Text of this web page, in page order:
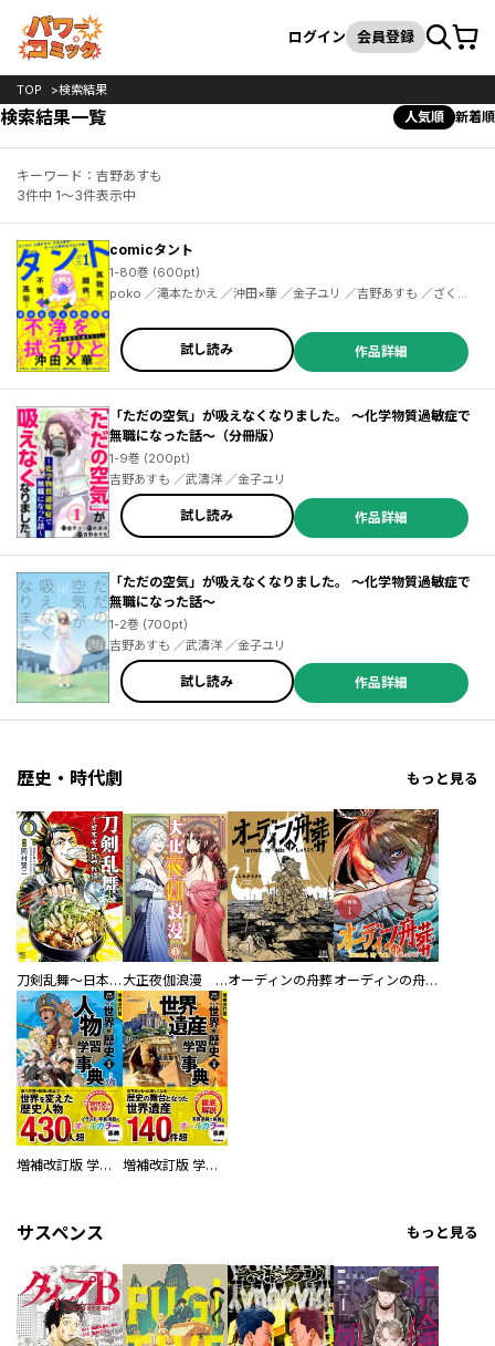
検索
ログイン 会員登録カート
TOP 検索結果
検索結果一覧 人気順 新着順
キーワード：吉野あすも
3件中 1～3件表示中
comicタント
1-80巻 (600pt)
poko ／滝本たかえ ／沖田×華 ／金子ユリ ／吉野あすも ／ざくざくろ ／上野りゅうじん ／月夜乃コウ ／おりはらさちこ ／のまり ／東條さち子 ／たみちん ／内田春菊 ／高由貴子 ／高倉あつこ ／王嶋環 ／今田たま ／あらた真琴 ／妻咲たち ／北沢バンビ ／梨尾 ／鹿吉てとら ／一徹 ／青山裕企 ／内藤みか ／武濤洋 ／黄山ジュン ／富田和彦 ／天池康夫 ／英治あかり ／久保田順子 ／あかり ／さかもとみゆき ／にしけ婦人 ／カラスヤサトシ ／流水りんこ ／西つるみ ／青沼貴子 ／宇田川うた子 ／あさの☆ひかり
試し読み 作品詳細
「ただの空気」が吸えなくなりました。 ～化学物質過敏症で
無職になった話～（分冊版）
1-9巻 (200pt)
吉野あすも ／武濤洋 ／金子ユリ
試し読み 作品詳細
「ただの空気」が吸えなくなりました。 ～化学物質過敏症で
無職になった話～
1-2巻 (700pt)
吉野あすも ／武濤洋 ／金子ユリ
試し読み 作品詳細
歴史・時代劇 もっと見る
刀剣乱舞～日本号つれづれ酒～ 大正夜伽浪漫 －金曜日の花嫁—オーディンの舟葬 オーディンの舟葬 分冊版
増補改訂版 学研まんが NEW世界の歴史 別巻 人物学習事典 増補改訂版 学研まんが NEW世界の歴史 別巻 世界遺産学習事典
サスペンス もっと見る